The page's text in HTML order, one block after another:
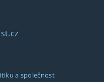
a společnost